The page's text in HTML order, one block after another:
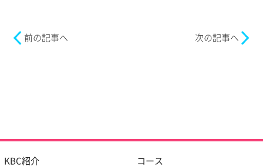
前の記事へ 次の記事へ
KBC紹介 コース